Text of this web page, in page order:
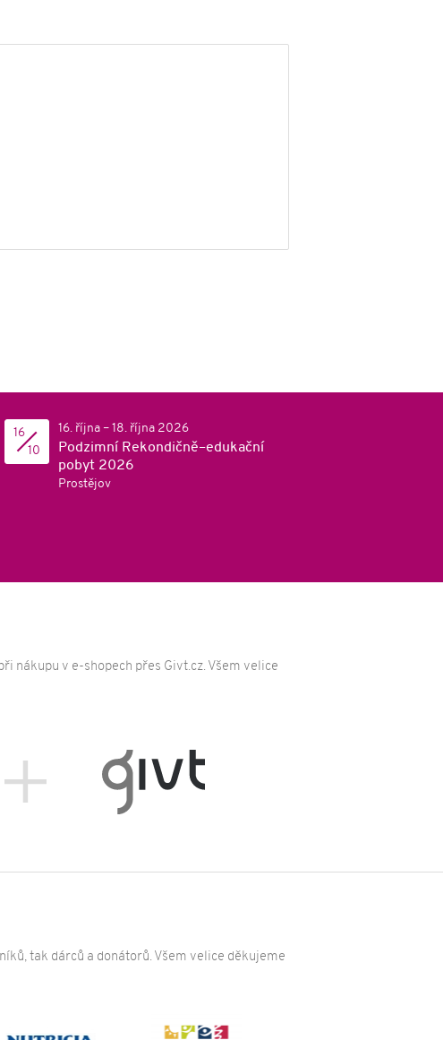
16
10
16. října – 18. října 2026
Podzimní Rekondičně–edukační
pobyt 2026
Prostějov
nákupu v e-shopech přes Givt.cz. Všem velice
tak dárců a donátorů. Všem velice děkujeme